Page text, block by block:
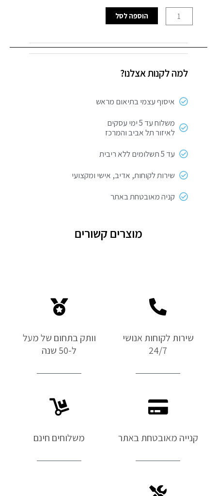
של
מגבות
מלון
שחור
הוספה לסל
למה לקנות אצלנו?
איסוף עצמי בתיאום מראש
משלוח עד 5 ימי עסקים
לאיזור תל אביב והמרכז
עד 5 תשלומים ללא ריבית
שירות לקוחות, אדיב, אישי ומקצועי
קניה מאובטחת באתר
מוצרים קשורים
שירות לקוחות אנושי
24/7
וותק בתחום של מעל
ל-50 שנה
קנייה מאובטחת באתר משלוחים חינם